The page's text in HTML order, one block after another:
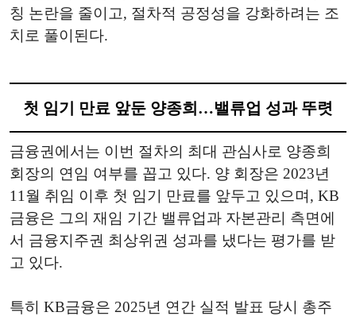
칭 논란을 줄이고, 절차적 공정성을 강화하려는 조
치로 풀이된다.
첫 임기 만료 앞둔 양종희…밸류업 성과 뚜렷
금융권에서는 이번 절차의 최대 관심사로 양종희
회장의 연임 여부를 꼽고 있다. 양 회장은 2023년
11월 취임 이후 첫 임기 만료를 앞두고 있으며, KB
금융은 그의 재임 기간 밸류업과 자본관리 측면에
서 금융지주권 최상위권 성과를 냈다는 평가를 받
고 있다.
특히 KB금융은 2025년 연간 실적 발표 당시 총주